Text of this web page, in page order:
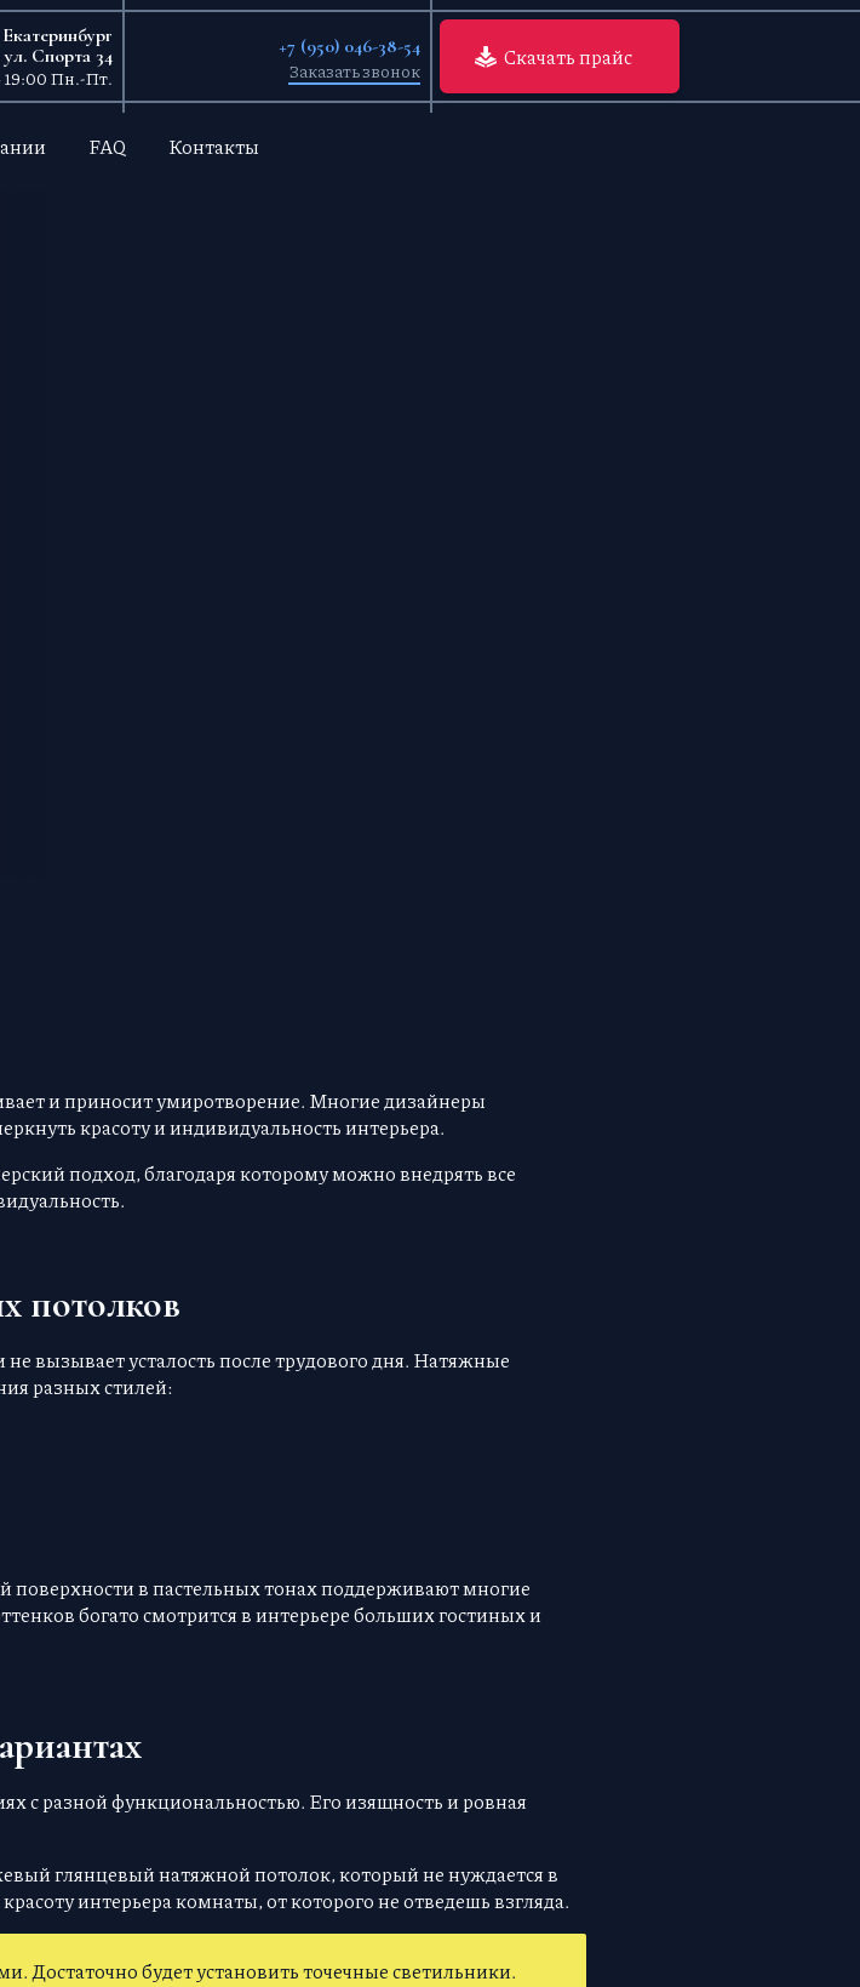
Екатеринбург
Спорта 34
Пн.-Пт.
+7 (950) 046-38-54
Заказать звонок
Скачать прайс
FAQ Контакты
и приносит умиротворение. Многие дизайнеры
красоту и индивидуальность интерьера.
подход, благодаря которому можно внедрять все
потолков
вызывает усталость после трудового дня. Натяжные
разных стилей:
поверхности в пастельных тонах поддерживают многие
богато смотрится в интерьере больших гостиных и
с разной функциональностью. Его изящность и ровная
глянцевый натяжной потолок, который не нуждается в
интерьера комнаты, от которого не отведешь взгляда.
Достаточно будет установить точечные светильники.